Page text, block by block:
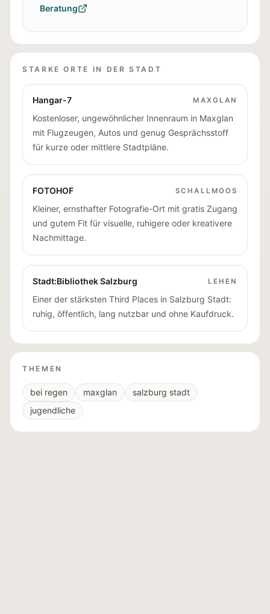
Beratung
STARKE ORTE IN DER STADT
Hangar-7 MAXGLAN
Kostenloser, ungewöhnlicher Innenraum in Maxglan
mit Flugzeugen, Autos und genug Gesprächsstoff
für kurze oder mittlere Stadtpläne.
FOTOHOF SCHALLMOOS
Kleiner, ernsthafter Fotografie-Ort mit gratis Zugang
und gutem Fit für visuelle, ruhigere oder kreativere
Nachmittage.
Stadt:Bibliothek Salzburg LEHEN
Einer der stärksten Third Places in Salzburg Stadt:
ruhig, öffentlich, lang nutzbar und ohne Kaufdruck.
THEMEN
bei regen maxglan
salzburg stadt
jugendliche